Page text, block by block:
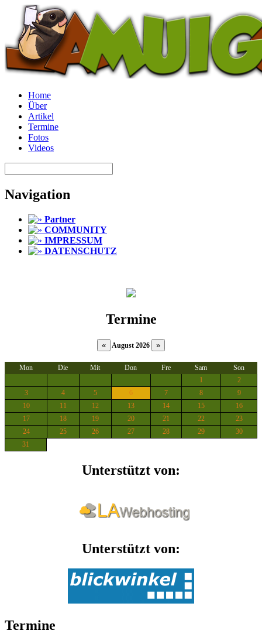
Home
Über
Artikel
Termine
Fotos
Videos
Navigation
Partner
COMMUNITY
IMPRESSUM
DATENSCHUTZ
Termine
August 2026
Mon Die Mit Don Fre Sam
Son
1
2
3
4 5 6 7 8
9
10
11 12 13 14 15
16
17
18 19 20 21 22
23
24
25 26 27 28 29
30
31
Unterstützt von:
Unterstützt von:
Termine